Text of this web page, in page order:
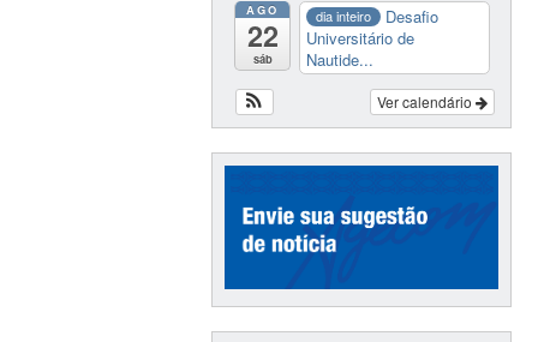
AGO
22
sáb
dia inteiro
Desafio
Universitário de
Nautide...
Ver calendário